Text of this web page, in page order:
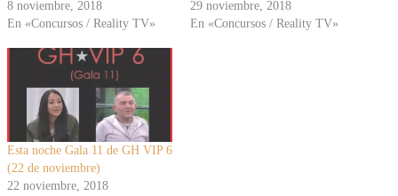
8 noviembre, 2018
En «Concursos / Reality TV»
29 noviembre, 2018
En «Concursos / Reality TV»
Esta noche Gala 11 de GH VIP 6
(22 de noviembre)
22 noviembre, 2018